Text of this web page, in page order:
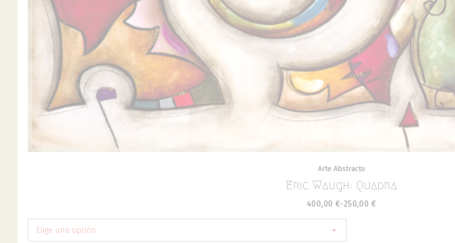
Arte Abstracto
Eric Waugh: Quadra
250,00 €
-
400,00 €
Elige una opción